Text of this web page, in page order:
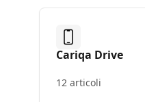
Cariqa Drive
12 articoli